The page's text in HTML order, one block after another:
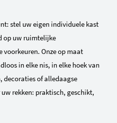
stel uw eigen individuele kast
op uw ruimtelijke
Onze op maat
in elke nis, in elke hoek van
decoraties of alledaagse
rekken: praktisch, geschikt,